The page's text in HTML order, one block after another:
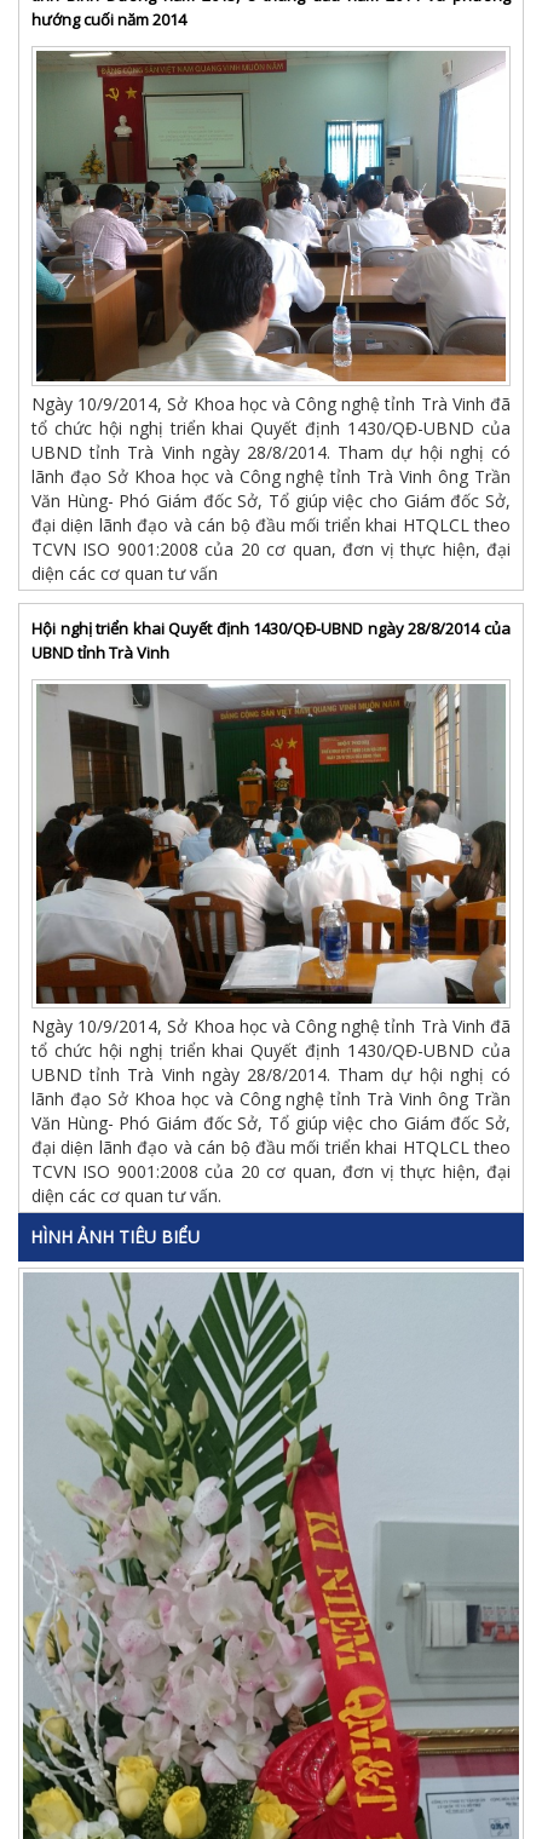
hướng cuối năm 2014
Ngày 10/9/2014, Sở Khoa học và Công nghệ tỉnh Trà Vinh đã
tổ chức hội nghị triển khai Quyết định 1430/QĐ-UBND của
UBND tỉnh Trà Vinh ngày 28/8/2014. Tham dự hội nghị có
lãnh đạo Sở Khoa học và Công nghệ tỉnh Trà Vinh ông Trần
Văn Hùng- Phó Giám đốc Sở, Tổ giúp việc cho Giám đốc Sở,
đại diện lãnh đạo và cán bộ đầu mối triển khai HTQLCL theo
TCVN ISO 9001:2008 của 20 cơ quan, đơn vị thực hiện, đại
diện các cơ quan tư vấn
Hội nghị triển khai Quyết định 1430/QĐ-UBND ngày 28/8/2014 của
UBND tỉnh Trà Vinh
Ngày 10/9/2014, Sở Khoa học và Công nghệ tỉnh Trà Vinh đã
tổ chức hội nghị triển khai Quyết định 1430/QĐ-UBND của
UBND tỉnh Trà Vinh ngày 28/8/2014. Tham dự hội nghị có
lãnh đạo Sở Khoa học và Công nghệ tỉnh Trà Vinh ông Trần
Văn Hùng- Phó Giám đốc Sở, Tổ giúp việc cho Giám đốc Sở,
đại diện lãnh đạo và cán bộ đầu mối triển khai HTQLCL theo
TCVN ISO 9001:2008 của 20 cơ quan, đơn vị thực hiện, đại
diện các cơ quan tư vấn.
HÌNH ẢNH TIÊU BIỂU